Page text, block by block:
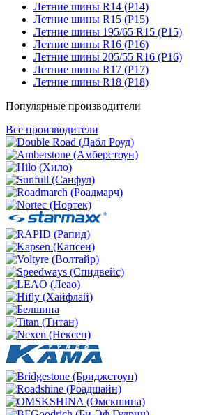
Летние шины R14 (Р14)
Летние шины R15 (Р15)
Летние шины 195/65 R15 (Р15)
Летние шины R16 (Р16)
Летние шины 205/55 R16 (Р16)
Летние шины R17 (Р17)
Летние шины R18 (Р18)
Популярные производители
Все производители